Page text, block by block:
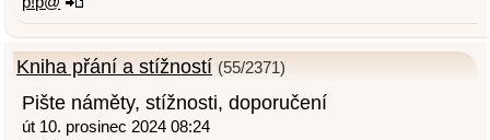
Kniha přání a stížností (55/2371)
Pište náměty, stížnosti, doporučení
út 10. prosinec 2024 08:24